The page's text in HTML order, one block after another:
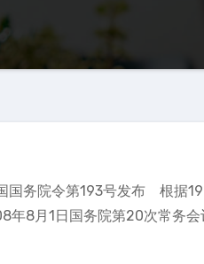
国务院令第193号发布 根据
8月1日国务院第20次常务会